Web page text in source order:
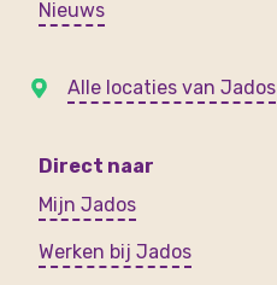
Nieuws
Alle locaties van Jados
Direct naar
Mijn Jados
Werken bij Jados